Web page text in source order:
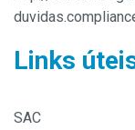
Links
SAC